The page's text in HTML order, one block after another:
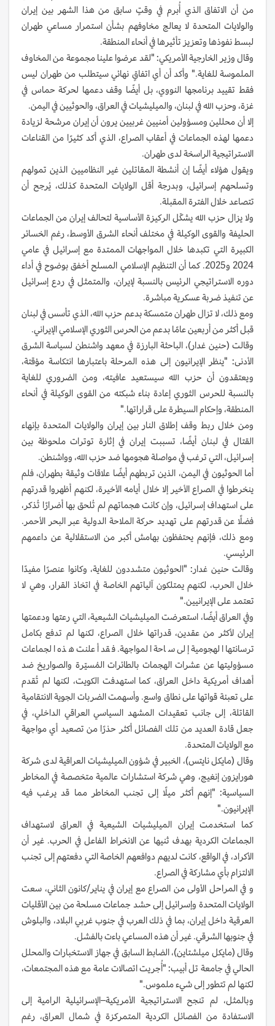
من أن الاتفاق الذي أُبرم في وقتٍ سابق من هذا الشهر بين إيران
والولايات المتحدة لا يعالج مخاوفهم بشأن استمرار مساعي طهران
لبسط نفوذها وتعزيز تأثيرها في أنحاء المنطقة.
وقال وزير الخارجية الأمريكي: "لقد عرضوا علينا مجموعة من المخاوف
الملموسة للغاية." وأكد أن أي اتفاقٍ نهائي سيتطلب من طهران ليس
فقط تقييد برنامجها النووي، بل أيضًا وقف دعمها لحركة حماس في
غزة، وحزب الله في لبنان، والميليشيات في العراق، والحوثيين في اليمن.
إلا أن محللين ومسؤولين أمنيين غربيين يرون أن إيران مرشحة لزيادة
دعمها لهذه الجماعات في أعقاب الصراع، الذي أكد كثيرًا من القناعات
الاستراتيجية الراسخة لدى طهران.
ويقول هؤلاء أيضًا إن أنشطة المقاتلين غير النظاميين الذين تمولهم
وتسلحهم إسرائيل، وبدرجة أقل الولايات المتحدة كذلك، يُرجح أن
تتصاعد خلال الفترة المقبلة.
ولا يزال حزب الله يشكّل الركيزة الأساسية لتحالف إيران من الجماعات
الحليفة والقوى الوكيلة في مختلف أنحاء الشرق الأوسط، رغم الخسائر
الكبيرة التي تكبدها خلال المواجهات الممتدة مع إسرائيل في عامي
2024 و2025. كما أن التنظيم الإسلامي المسلح أخفق بوضوح في أداء
دوره الاستراتيجي الرئيس بالنسبة لإيران، والمتمثل في ردع إسرائيل
عن تنفيذ ضربة عسكرية مباشرة.
ومع ذلك، لا تزال طهران متمسكة بدعم حزب الله، الذي تأسس في لبنان
قبل أكثر من أربعين عامًا بدعم من الحرس الثوري الإسلامي الإيراني.
وقالت (حنين غدار)، الباحثة البارزة في معهد واشنطن لسياسة الشرق
الأدنى: "ينظر الإيرانيون إلى هذه المرحلة باعتبارها انتكاسة مؤقتة،
ويعتقدون أن حزب الله سيستعيد عافيته، ومن الضروري للغاية
بالنسبة للحرس الثوري إعادة بناء شبكته من القوى الوكيلة في أنحاء
المنطقة، وإحكام السيطرة على قراراتها."
ومن خلال ربط وقف إطلاق النار بين إيران والولايات المتحدة بإنهاء
القتال في لبنان أيضًا، تسببت إيران في إثارة توترات ملحوظة بين
إسرائيل، التي ترغب في مواصلة هجومها ضد حزب الله، وواشنطن.
أما الحوثيون في اليمن، الذين تربطهم أيضًا علاقات وثيقة بطهران، فلم
ينخرطوا في الصراع الأخير إلا خلال أيامه الأخيرة، لكنهم أظهروا قدرتهم
على استهداف إسرائيل، وإن كانت هجماتهم لم تُلحق بها أضرارًا تُذكر،
فضلًا عن قدرتهم على تهديد حركة الملاحة الدولية عبر البحر الأحمر.
ومع ذلك، فإنهم يحتفظون بهامش أكبر من الاستقلالية عن داعمهم
الرئيسي.
وقالت حنين غدار: "الحوثيون متشددون للغاية، وكانوا عنصرًا مفيدًا
خلال الحرب، لكنهم يمتلكون آلياتهم الخاصة في اتخاذ القرار، وهي لا
تعتمد على الإيرانيين."
وفي العراق أيضًا، استعرضت الميليشيات الشيعية، التي رعتها ودعمتها
إيران لأكثر من عقدين، قدراتها خلال الصراع، لكنها لم تدفع بكامل
ترسانتها الهجومية إلى ساحة المواجهة. فقد أعلنت هذه الجماعات
مسؤوليتها عن عشرات الهجمات بالطائرات المُسيّرة والصواريخ ضد
أهداف أمريكية داخل العراق، كما استهدفت الكويت، لكنها لم تُقدم
على تعبئة قواتها على نطاق واسع. وأسهمت الضربات الجوية الانتقامية
القاتلة، إلى جانب تعقيدات المشهد السياسي العراقي الداخلي، في
جعل قادة العديد من تلك الفصائل أكثر حذرًا من تصعيد أي مواجهة
مع الولايات المتحدة.
وقال (مايكل نايتس)، الخبير في شؤون الميليشيات العراقية لدى شركة
هورايزون إنغيج، وهي شركة استشارات عالمية متخصصة في المخاطر
السياسية: "إنهم أكثر ميلًا إلى تجنب المخاطر مما قد يرغب فيه
الإيرانيون."
كما استخدمت إيران الميليشيات الشيعية في العراق لاستهداف
الجماعات الكردية بهدف ثنيها عن الانخراط الفاعل في الحرب. غير أن
الأكراد، في الواقع، كانت لديهم دوافعهم الخاصة التي دفعتهم إلى تجنب
الالتزام بأي مشاركة في الصراع.
و في المراحل الأولى من الصراع مع إيران في يناير/كانون الثاني، سعت
الولايات المتحدة وإسرائيل إلى حشد جماعات مسلحة من بين الأقليات
العرقية داخل إيران، بما في ذلك العرب في جنوب غربي البلاد، والبلوش
في جنوبها الشرقي. غير أن هذه المساعي باءت بالفشل.
وقال (مايكل ميلشتاين)، الضابط السابق في جهاز الاستخبارات والمحلل
الحالي في جامعة تل أبيب: "أُجريت اتصالات عامة مع هذه المجتمعات،
لكنها لم تتطور إلى شيء ملموس."
وبالمثل، لم تنجح الاستراتيجية الأمريكية–الإسرائيلية الرامية إلى
الاستفادة من الفصائل الكردية المتمركزة في شمال العراق، رغم